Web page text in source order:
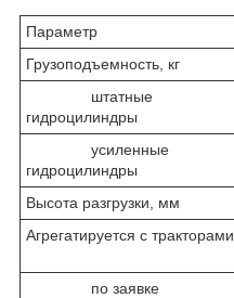
Параметр
Грузоподъемность, кг
штатные
гидроцилиндры
усиленные
гидроцилиндры
Высота разгрузки, мм
Агрегатируется с тракторами
по заявке